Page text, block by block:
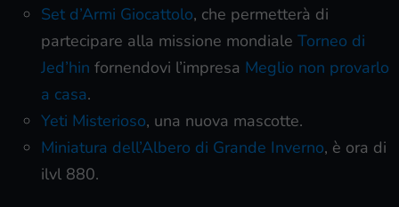
Set d’Armi Giocattolo, che permetterà di
partecipare alla missione mondiale Torneo di
Jed’hin fornendovi l’impresa Meglio non provarlo
a casa.
Yeti Misterioso, una nuova mascotte.
Miniatura dell’Albero di Grande Inverno, è ora di
ilvl 880.